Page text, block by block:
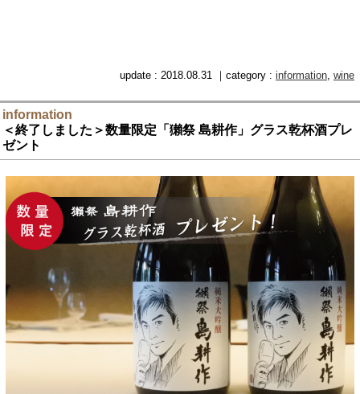
update : 2018.08.31 ｜category : information wine
information
＜終了しました＞数量限定「獺祭 島耕作」グラス乾杯酒プレ
ゼント